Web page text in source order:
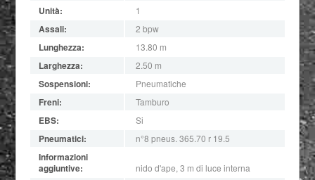
Unità: 1
Assali: 2 bpw
Lunghezza: 13.80 m
Larghezza: 2.50 m
Sospensioni: Pneumatiche
Freni: Tamburo
EBS: Si
Pneumatici: n°8 pneus. 365.70 r 19.5
Informazioni
aggiuntive:
nido d'ape, 3 m di luce interna